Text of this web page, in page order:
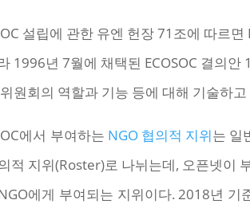
설립에 관한 유엔 헌장 71조에 따르
1996년 7월에 채택된 ECOSOC 결의
원회의 역할과 기능 등에 대해 기술하고
에서 부여하는 NGO 협의적 지위는 일
적 지위(Roster)로 나뉘는데, 오픈넷이
에게 부여되는 지위이다. 2018년 기